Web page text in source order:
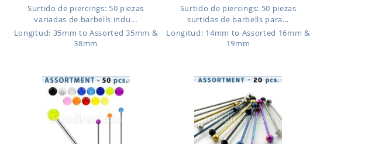
Surtido de piercings: 50 piezas
variadas de barbells indu...
Longitud: 35mm to Assorted 35mm &
38mm
Surtido de piercings: 50 piezas
surtidas de barbells para...
Longitud: 14mm to Assorted 16mm &
19mm